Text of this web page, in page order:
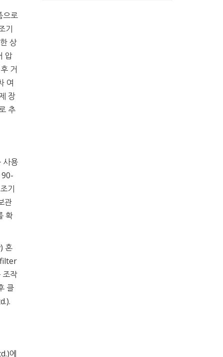
으로
기
상
압
거
여
장
추
사용
90-
기
관
확
혼
filter
작
클
에